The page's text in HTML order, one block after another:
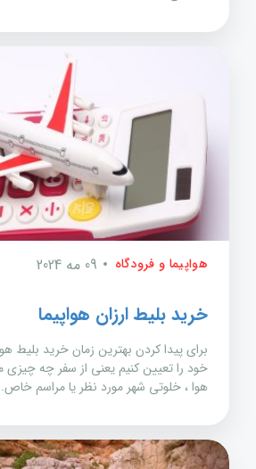
هواپیما و فرودگاه 09 مه 2024
خرید بلیط ارزان هواپیما
برای پیدا کردن بهترین زمان خرید بلیط
خود را تعیین کنیم یعنی از سفر چه چیزی
هوا ، خلوتی شهر مورد نظر یا مراسم خاص.